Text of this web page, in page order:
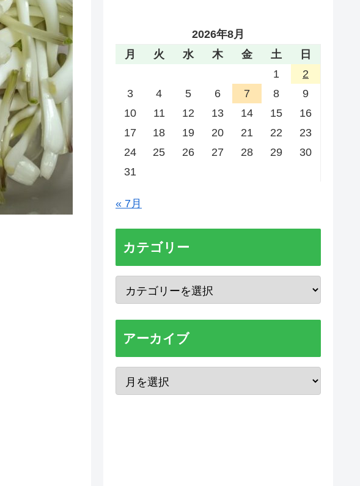
2026年8月
月
火 水 木 金 土
日
1
2
3
4 5 6 7 8
9
10
11 12 13 14 15
16
17
18 19 20 21 22
23
24
25 26 27 28 29
30
31
« 7月
カテゴリー
アーカイブ